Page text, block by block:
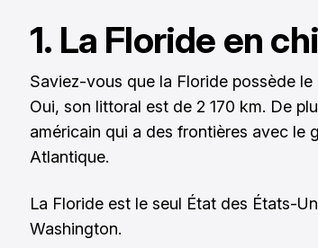
1. La Floride en
Saviez-vous que la Floride possède
Oui, son littoral est de 2 170 km. De
américain qui a des frontières avec le
Atlantique.
La Floride est le seul État des États-
Washington.